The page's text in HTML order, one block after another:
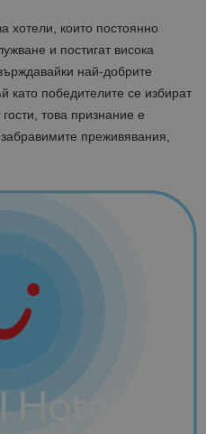
хотели, които постоянно
и постигат висока
най-добрите
като победителите се избират
това признание е
преживявания,